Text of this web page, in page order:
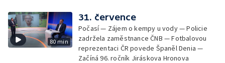
80 min
31. července
Počasí — Zájem o kempy u vody — Policie
zadržela zaměstnance ČNB — Fotbalovou
reprezentaci ČR povede Španěl Denia —
Začíná 96. ročník Jiráskova Hronova